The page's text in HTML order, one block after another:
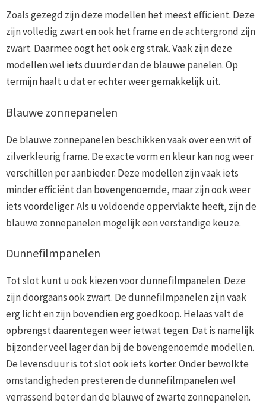
Zoals gezegd zijn deze modellen het meest efficiënt. Deze
zijn volledig zwart en ook het frame en de achtergrond zijn
zwart. Daarmee oogt het ook erg strak. Vaak zijn deze
modellen wel iets duurder dan de blauwe panelen. Op
termijn haalt u dat er echter weer gemakkelijk uit.
Blauwe zonnepanelen
De blauwe zonnepanelen beschikken vaak over een wit of
zilverkleurig frame. De exacte vorm en kleur kan nog weer
verschillen per aanbieder. Deze modellen zijn vaak iets
minder efficiënt dan bovengenoemde, maar zijn ook weer
iets voordeliger. Als u voldoende oppervlakte heeft, zijn de
blauwe zonnepanelen mogelijk een verstandige keuze.
Dunnefilmpanelen
Tot slot kunt u ook kiezen voor dunnefilmpanelen. Deze
zijn doorgaans ook zwart. De dunnefilmpanelen zijn vaak
erg licht en zijn bovendien erg goedkoop. Helaas valt de
opbrengst daarentegen weer ietwat tegen. Dat is namelijk
bijzonder veel lager dan bij de bovengenoemde modellen.
De levensduur is tot slot ook iets korter. Onder bewolkte
omstandigheden presteren de dunnefilmpanelen wel
verrassend beter dan de blauwe of zwarte zonnepanelen.